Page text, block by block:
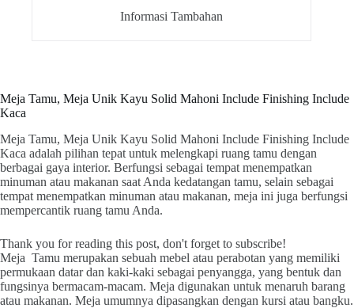
Informasi Tambahan
Meja Tamu, Meja Unik Kayu Solid Mahoni Include Finishing Include
Kaca
Meja Tamu, Meja Unik Kayu Solid Mahoni Include Finishing Include
Kaca adalah pilihan tepat untuk melengkapi ruang tamu dengan
berbagai gaya interior. Berfungsi sebagai tempat menempatkan
minuman atau makanan saat Anda kedatangan tamu, selain sebagai
tempat menempatkan minuman atau makanan, meja ini juga berfungsi
mempercantik ruang tamu Anda.
Thank you for reading this post, don't forget to subscribe!
Meja Tamu merupakan sebuah mebel atau perabotan yang memiliki
permukaan datar dan kaki-kaki sebagai penyangga, yang bentuk dan
fungsinya bermacam-macam. Meja digunakan untuk menaruh barang
atau makanan. Meja umumnya dipasangkan dengan kursi atau bangku.